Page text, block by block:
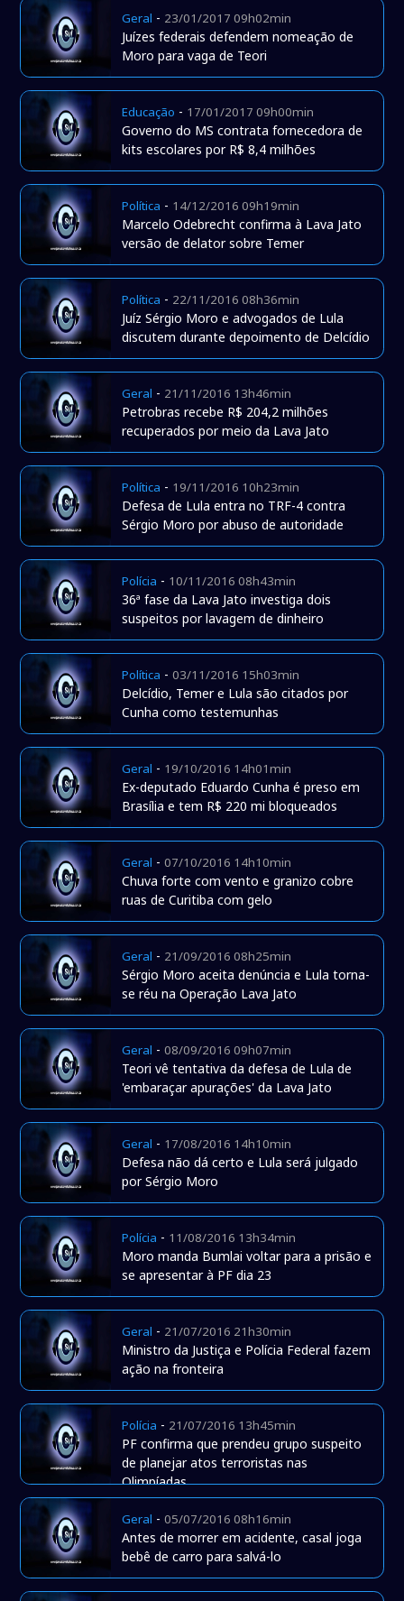
Geral - 23/01/2017 09h02min
Juízes federais defendem nomeação de
Moro para vaga de Teori
Educação - 17/01/2017 09h00min
Governo do MS contrata fornecedora de
kits escolares por R$ 8,4 milhões
Política - 14/12/2016 09h19min
Marcelo Odebrecht confirma à Lava Jato
versão de delator sobre Temer
Política - 22/11/2016 08h36min
Juíz Sérgio Moro e advogados de Lula
discutem durante depoimento de Delcídio
Geral - 21/11/2016 13h46min
Petrobras recebe R$ 204,2 milhões
recuperados por meio da Lava Jato
Política - 19/11/2016 10h23min
Defesa de Lula entra no TRF-4 contra
Sérgio Moro por abuso de autoridade
Polícia - 10/11/2016 08h43min
36ª fase da Lava Jato investiga dois
suspeitos por lavagem de dinheiro
Política -03/11/2016 15h03min
Delcídio, Temer e Lula são citados por
Cunha como testemunhas
Geral - 19/10/2016 14h01min
Ex-deputado Eduardo Cunha é preso em
Brasília e tem R$ 220 mi bloqueados
Geral -07/10/2016 14h10min
Chuva forte com vento e granizo cobre
ruas de Curitiba com gelo
Geral - 21/09/2016 08h25min
Sérgio Moro aceita denúncia e Lula torna-
se réu na Operação Lava Jato
Geral -08/09/2016 09h07min
Teori vê tentativa da defesa de Lula de
'embaraçar apurações' da Lava Jato
Geral - 17/08/2016 14h10min
Defesa não dá certo e Lula será julgado
por Sérgio Moro
Polícia - 11/08/2016 13h34min
Moro manda Bumlai voltar para a prisão e
se apresentar à PF dia 23
Geral - 21/07/2016 21h30min
Ministro da Justiça e Polícia Federal fazem
ação na fronteira
Polícia - 21/07/2016 13h45min
PF confirma que prendeu grupo suspeito
de planejar atos terroristas nas
Olimpíadas
Geral -05/07/2016 08h16min
Antes de morrer em acidente, casal joga
bebê de carro para salvá-lo